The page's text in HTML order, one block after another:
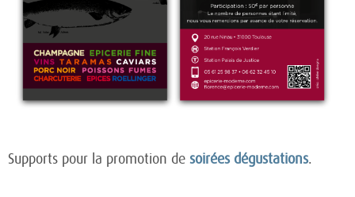
Supports pour la promotion de soirées dégustations.